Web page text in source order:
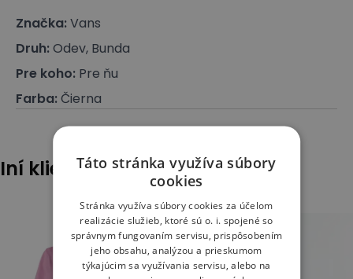
Značka:Vans
Druh:Odev, Bunda
Pre koho: Pre ňu
Farba:Čierna
Iní klienti tiež pozerali
Táto stránka využíva súbory
cookies
Stránka využíva súbory cookies za účelom
realizácie služieb, ktoré sú o. i. spojené so
správnym fungovaním servisu, prispôsobením
jeho obsahu, analýzou a prieskumom
týkajúcim sa využívania servisu, alebo na